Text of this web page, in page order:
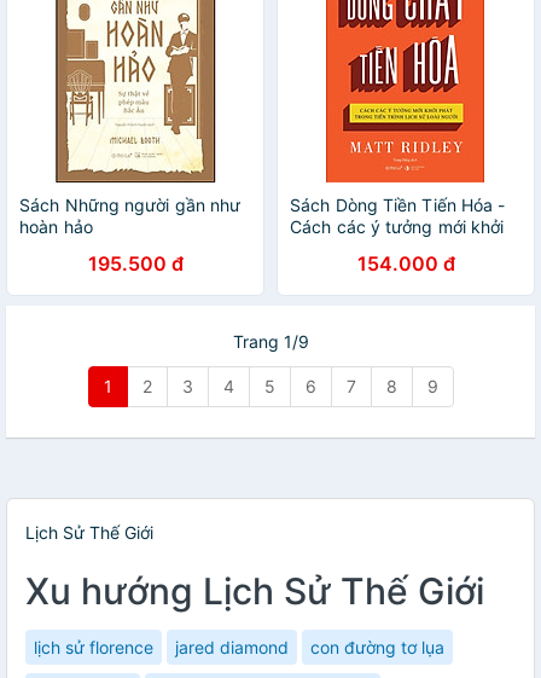
Sách Những người gần như
hoàn hảo
195.500 đ
Sách Dòng Tiền Tiến Hóa -
Cách các ý tưởng mới khởi
loài người154.000 đ
Trang 1/9
1 2 3 4 5 6 7 8 9
Lịch Sử Thế Giới
Xu hướng Lịch Sử Thế Giới
lịch sử florence jared diamond con đường tơ lụa